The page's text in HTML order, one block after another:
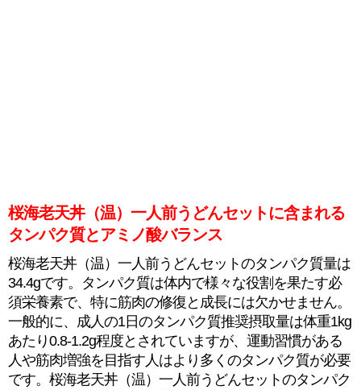
桜海老天丼（温）一人前うどんセットに含まれる
タンパク質とアミノ酸バランス
桜海老天丼（温）一人前うどんセットのタンパク質量は
34.4gです。タンパク質は体内で様々な役割を果たす必
須栄養素で、特に筋肉の修復と成長には欠かせません。
一般的に、成人の1日のタンパク質推奨摂取量は体重1kg
あたり0.8-1.2g程度とされていますが、運動習慣がある
人や筋肉増強を目指す人はより多くのタンパク質が必要
です。桜海老天丼（温）一人前うどんセットのタンパク